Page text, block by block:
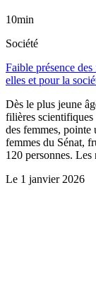
10min
Société
Faible présence
elles et pour la
Dès le plus jeune
filières scientifiques
des femmes, pointe
femmes du Sénat,
120 personnes.
Le 1 janvier 2026